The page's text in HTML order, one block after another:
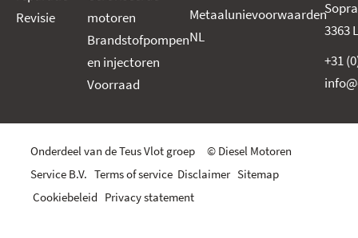
Revisie
motoren
Brandstofpompen
en injectoren
Voorraad
Metaalunievoorwaarden
NL
3363
+31
Onderdeel van de Teus Vlot groep © Diesel Motoren
Service B.V. Terms of service Disclaimer Sitemap
Cookiebeleid Privacy statement